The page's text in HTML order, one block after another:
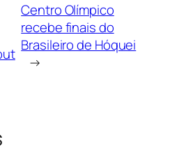
Centro Olímpico
recebe finais do
Brasileiro de Hóquei
→